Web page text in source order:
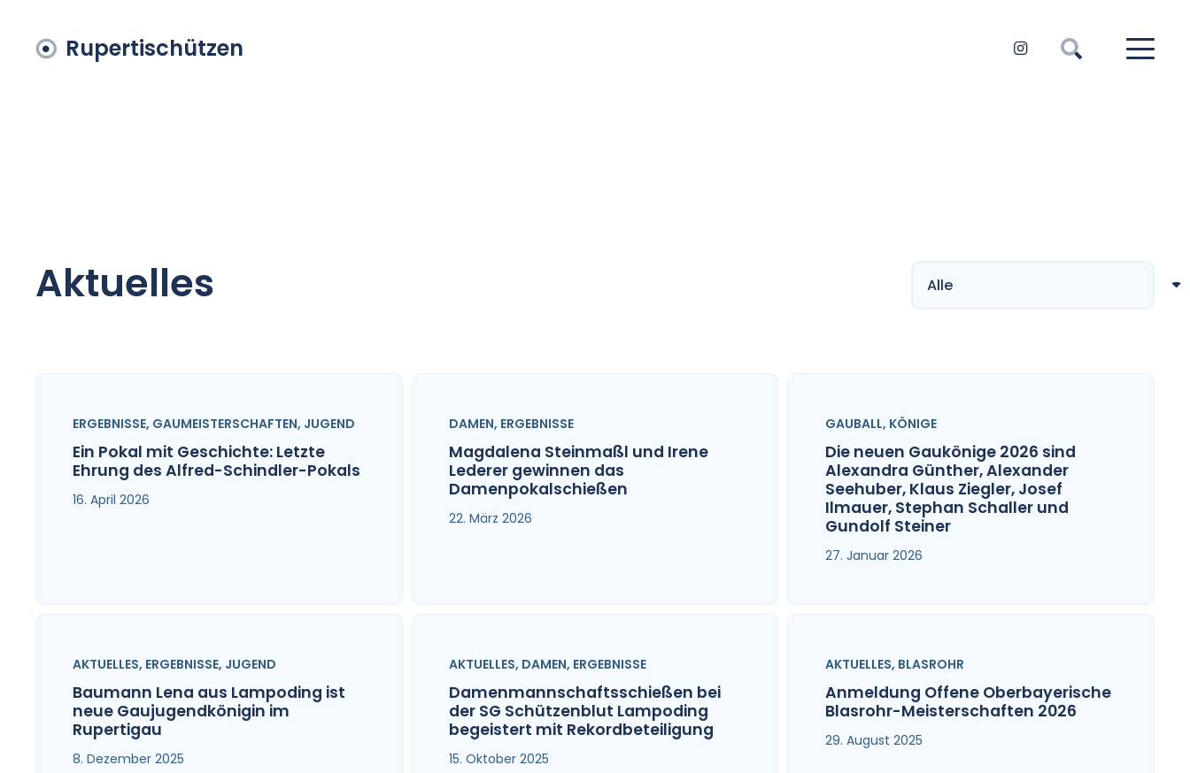
Rupertischützen
Aktuelles
ERGEBNISSE, GAUMEISTERSCHAFTEN, JUGEND
Ein Pokal mit Geschichte: Letzte
Ehrung des Alfred-Schindler-Pokals
16. April 2026
DAMEN, ERGEBNISSE
Magdalena Steinmaßl und Irene
Lederer gewinnen das
Damenpokalschießen
22. März 2026
GAUBALL, KÖNIGE
Die neuen Gaukönige 2026 sind
Alexandra Günther, Alexander
Seehuber, Klaus Ziegler, Josef
Ilmauer, Stephan Schaller und
Gundolf Steiner
27. Januar 2026
AKTUELLES, ERGEBNISSE, JUGEND
Baumann Lena aus Lampoding ist
neue Gaujugendkönigin im
Rupertigau
8. Dezember 2025
AKTUELLES, DAMEN, ERGEBNISSE
Damenmannschaftsschießen bei
der SG Schützenblut Lampoding
begeistert mit Rekordbeteiligung
15. Oktober 2025
AKTUELLES, BLASROHR
Anmeldung Offene Oberbayerische
Blasrohr-Meisterschaften 2026
29. August 2025